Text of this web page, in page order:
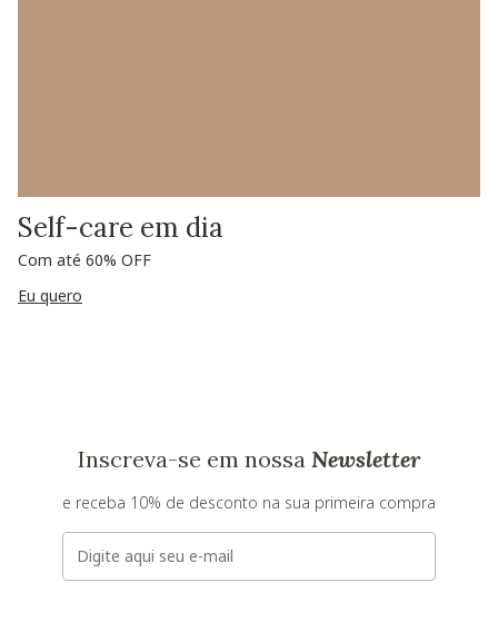
Self-care em dia
Com até 60% OFF
Eu quero
Inscreva-se em nossa Newsletter
e receba 10% de desconto na sua primeira compra
E-mail